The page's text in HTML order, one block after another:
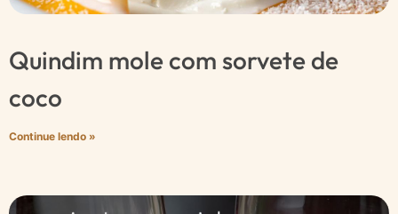
Quindim mole com sorvete de
coco
Continue lendo »